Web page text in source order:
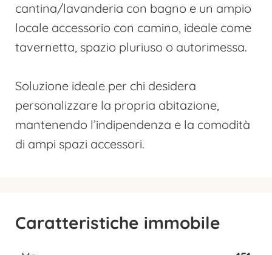
cantina/lavanderia con bagno e un ampio
locale accessorio con camino, ideale come
tavernetta, spazio pluriuso o autorimessa.
Soluzione ideale per chi desidera
personalizzare la propria abitazione,
mantenendo l’indipendenza e la comodità
di ampi spazi accessori.
Caratteristiche immobile